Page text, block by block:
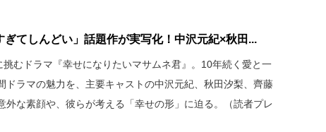
ぎてしんどい」話題作が実写化！中沢元紀×秋田...
挑むドラマ『幸せになりたいマサムネ君』。10年続く愛と一
ドラマの魅力を、主要キャストの中沢元紀、秋田汐梨、齊藤
外な素顔や、彼らが考える「幸せの形」に迫る。（読者プレ